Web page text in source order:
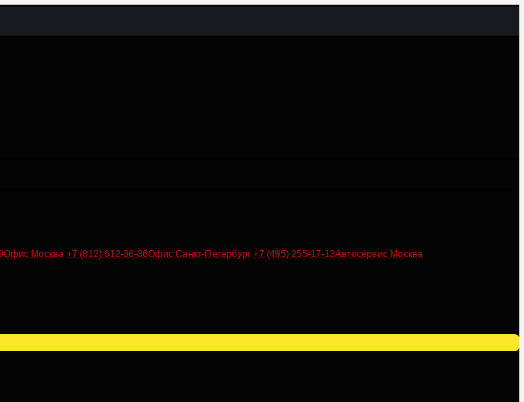
Офис Москва +7 (812) 612-36-36Офис Санкт-Петербург +7 (495) 255-17-13Автосервис Москва